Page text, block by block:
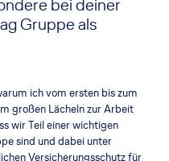
bei deiner
Gruppe als
ich vom ersten bis zum
großen Lächeln zur Arbeit
wir Teil einer wichtigen
sind und dabei unter
Versicherungsschutz für